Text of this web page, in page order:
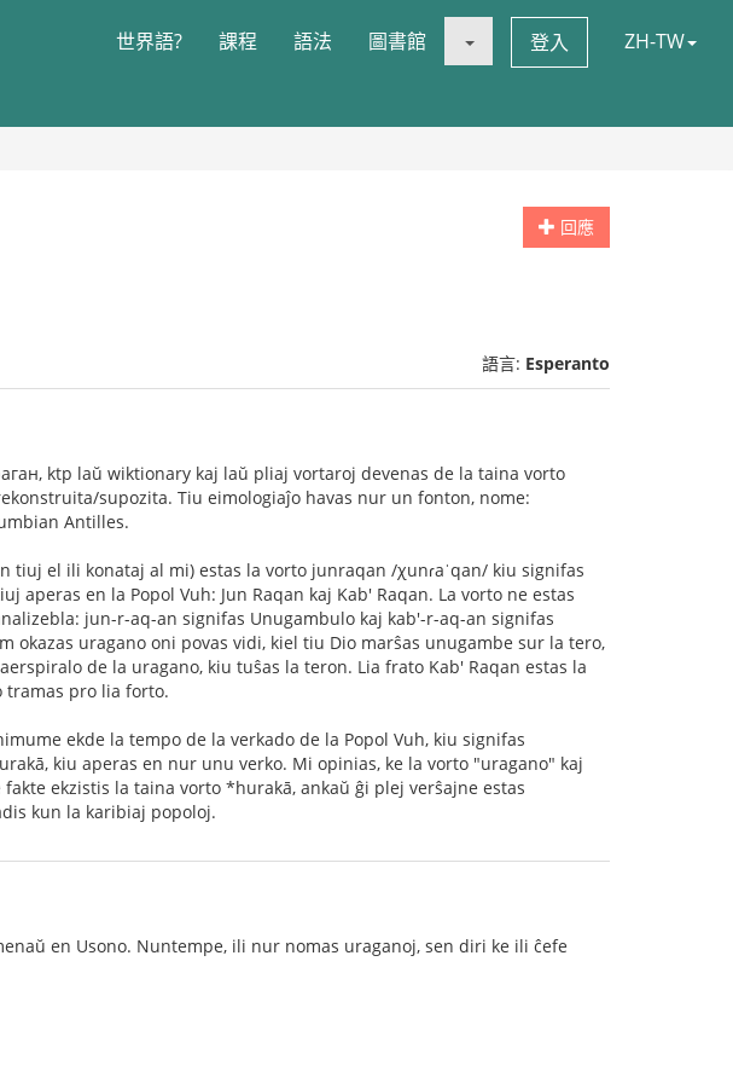
世界語? 課程 語法 圖書館 登入 ZH-TW
回應
語言: Esperanto
ktp laŭ wiktionary kaj laŭ pliaj vortaroj devenas de la taina vorto
supozita. Tiu eimologiaĵo havas nur un fonton, nome:
Antilles.
tiuj el ili konataj al mi) estas la vorto junraqan /χunɾaˈqan/ kiu signifas
en la Popol Vuh: Jun Raqan kaj Kab' Raqan. La vorto ne estas
jun-r-aq-an signifas Unugambulo kaj kab'-r-aq-an signifas
okazas uragano oni povas vidi, kiel tiu Dio marŝas unugambe sur la tero,
de la uragano, kiu tuŝas la teron. Lia frato Kab' Raqan estas la
tramas pro lia forto.
ekde la tempo de la verkado de la Popol Vuh, kiu signifas
kiu aperas en nur unu verko. Mi opinias, ke la vorto "uragano" kaj
ekzistis la taina vorto *hurakā, ankaŭ ĝi plej verŝajne estas
kun la karibiaj popoloj.
en Usono. Nuntempe, ili nur nomas uraganoj, sen diri ke ili ĉefe